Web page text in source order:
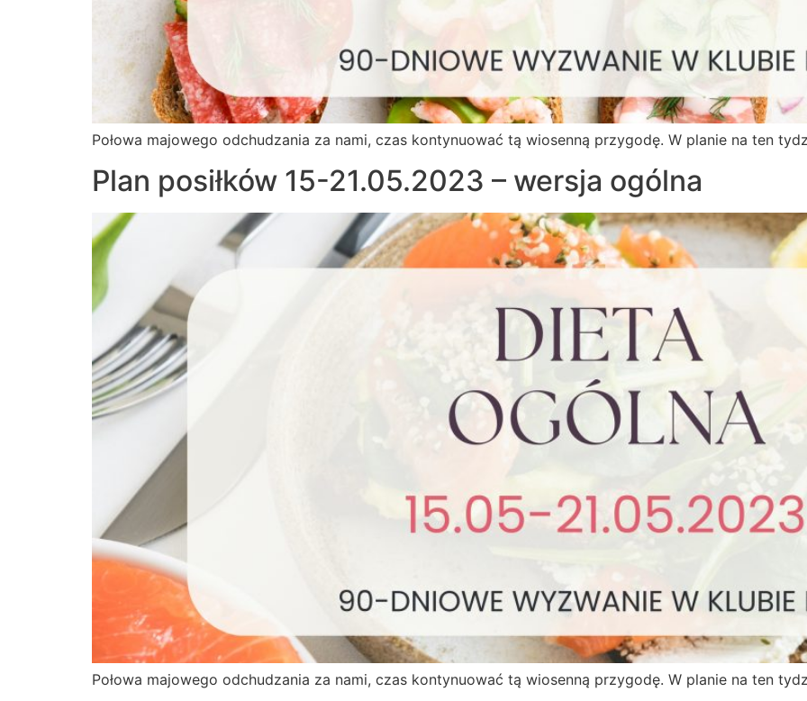
Połowa majowego odchudzania za nami, czas kontynuować tą wiosenną przygodę. W planie na ten
Plan posiłków 15-21.05.2023 – wersja ogólna
Połowa majowego odchudzania za nami, czas kontynuować tą wiosenną przygodę. W planie na ten